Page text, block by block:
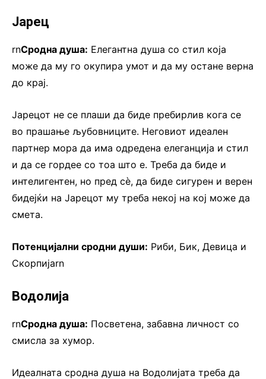
Јарец
rnСродна душа: Елегантна душа со стил која
може да му го окупира умот и да му остане верна
до крај.
Јарецот не се плаши да биде пребирлив кога се
во прашање љубовниците. Неговиот идеален
партнер мора да има одредена елеганција и стил
и да се гордее со тоа што е. Треба да биде и
интелигентен, но пред сè, да биде сигурен и верен
бидејќи на Јарецот му треба некој на кој може да
смета.
Потенцијални сродни души: Риби, Бик, Девица и
Скорпијаrn
Водолија
rnСродна душа: Посветена, забавна личност со
смисла за хумор.
Идеалната сродна душа на Водолијата треба да